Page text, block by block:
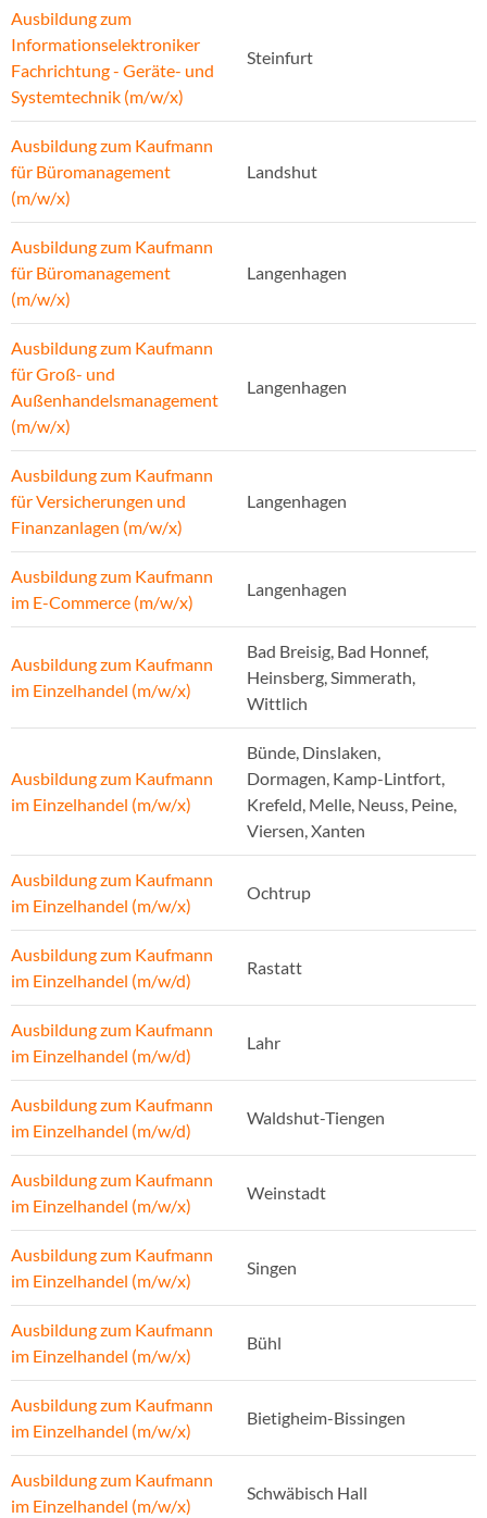
Ausbildung zum
Informationselektroniker
Fachrichtung - Geräte- und
Systemtechnik (m/w/x)
Steinfurt
Ausbildung zum Kaufmann
für Büromanagement
(m/w/x)
Landshut
Ausbildung zum Kaufmann
für Büromanagement
(m/w/x)
Langenhagen
Ausbildung zum Kaufmann
für Groß- und
Außenhandelsmanagement
(m/w/x)
Langenhagen
Ausbildung zum Kaufmann
für Versicherungen und
Finanzanlagen (m/w/x)
Langenhagen
Ausbildung zum Kaufmann
im E-Commerce (m/w/x)
Langenhagen
Ausbildung zum Kaufmann
im Einzelhandel (m/w/x)
Bad Breisig, Bad Honnef,
Heinsberg, Simmerath,
Wittlich
Ausbildung zum Kaufmann
im Einzelhandel (m/w/x)
Bünde, Dinslaken,
Dormagen, Kamp-Lintfort,
Krefeld, Melle, Neuss, Peine,
Viersen, Xanten
Ausbildung zum Kaufmann
im Einzelhandel (m/w/x)
Ochtrup
Ausbildung zum Kaufmann
im Einzelhandel (m/w/d)
Rastatt
Ausbildung zum Kaufmann
im Einzelhandel (m/w/d)
Lahr
Ausbildung zum Kaufmann
im Einzelhandel (m/w/d)
Waldshut-Tiengen
Ausbildung zum Kaufmann
im Einzelhandel (m/w/x)
Weinstadt
Ausbildung zum Kaufmann
im Einzelhandel (m/w/x)
Singen
Ausbildung zum Kaufmann
im Einzelhandel (m/w/x)
Bühl
Ausbildung zum Kaufmann
im Einzelhandel (m/w/x)
Bietigheim-Bissingen
Ausbildung zum Kaufmann
im Einzelhandel (m/w/x)
Schwäbisch Hall